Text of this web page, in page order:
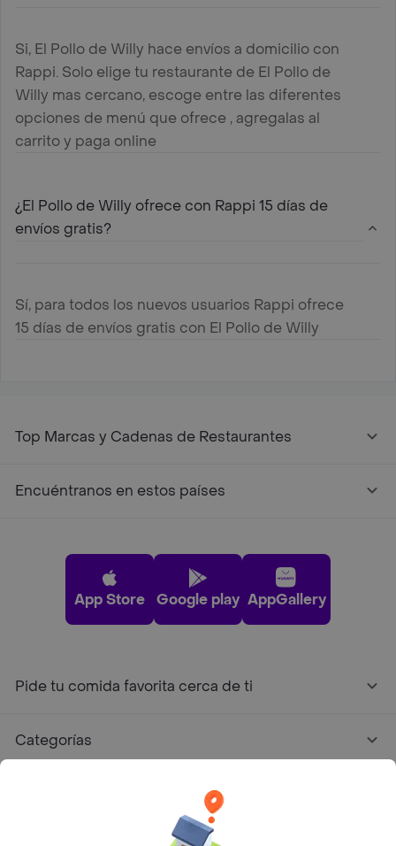
Si, El Pollo de Willy hace envíos a domicilio con
Rappi. Solo elige tu restaurante de El Pollo de
Willy mas cercano, escoge entre las diferentes
opciones de menú que ofrece , agregalas al
carrito y paga online
¿El Pollo de Willy ofrece con Rappi 15 días de
envíos gratis?
Sí, para todos los nuevos usuarios Rappi ofrece
15 días de envíos gratis con El Pollo de Willy
Top Marcas y Cadenas de Restaurantes
Encuéntranos en estos países
App Store Google play AppGallery
Pide tu comida favorita cerca de ti
Categorías